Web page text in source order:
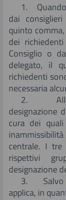
1. Quando
dai
quinto
dei
Consiglio o
delegato, il
richiedenti
necessaria
2. Alla
designazione
cura dei
centrale. I tre
rispettivi
designazione
3. Salvo
applica, in